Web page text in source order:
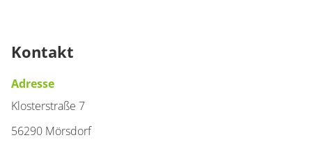
Kontakt
Adresse
Klosterstraße 7
56290 Mörsdorf